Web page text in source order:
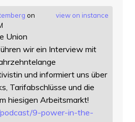
view on instance
on
Union
wir ein Interview mit
und informiert uns über
Tarifabschlüsse und die
hiesigen Arbeitsmarkt!
9-power-in-the-